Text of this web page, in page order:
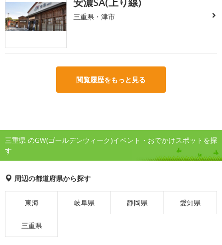
三重県・津市
閲覧履歴をもっと見る
三重県 のGW(ゴールデンウィーク)イベント・おでかけスポットを探
す
周辺の都道府県から探す
東海 岐阜県 静岡県 愛知県
三重県